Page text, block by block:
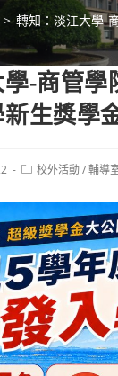
> 轉知：淡江大學-
-商管學
生獎學
Post校外活動 / 輔導